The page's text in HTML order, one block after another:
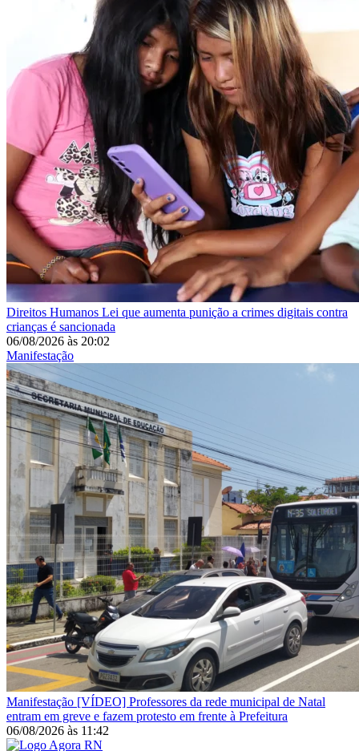
Direitos Humanos Lei que aumenta punição a crimes digitais contra
crianças é sancionada
06/08/2026 às 20:02
Manifestação
Manifestação [VÍDEO] Professores da rede municipal de Natal
entram em greve e fazem protesto em frente à Prefeitura
06/08/2026 às 11:42